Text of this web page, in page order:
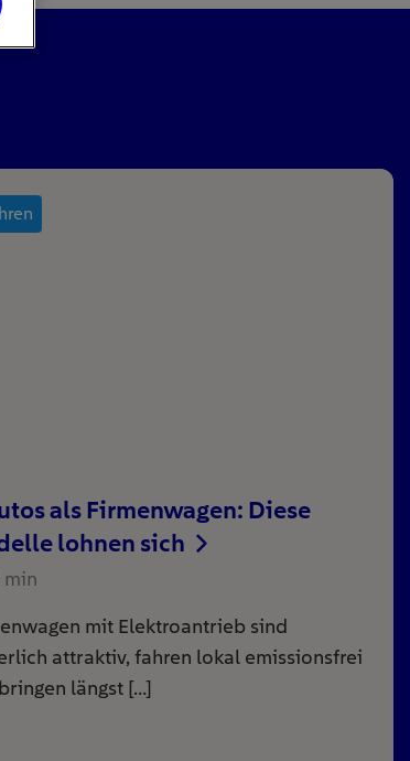
als Firmenwagen: Diese
lohnen sich
min
mit Elektroantrieb sind
attraktiv, fahren lokal emissionsfrei
längst […]